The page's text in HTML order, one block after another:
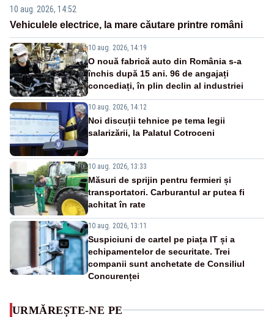
10 aug. 2026, 14:52
Vehiculele electrice, la mare căutare printre români
10 aug. 2026, 14:19
O nouă fabrică auto din România s-a
închis după 15 ani. 96 de angajați
concediați, în plin declin al industriei
10 aug. 2026, 14:12
Noi discuții tehnice pe tema legii
salarizării, la Palatul Cotroceni
10 aug. 2026, 13:33
Măsuri de sprijin pentru fermieri și
transportatori. Carburantul ar putea fi
achitat în rate
10 aug. 2026, 13:11
Suspiciuni de cartel pe piața IT și a
echipamentelor de securitate. Trei
companii sunt anchetate de Consiliul
Concurenței
URMĂREȘTE-NE PE